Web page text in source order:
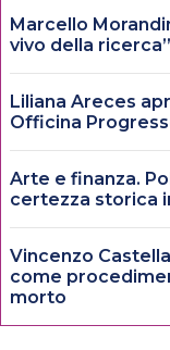
Marcello
vivo della ricerca”
Liliana Areces
Officina
Arte e finanza.
certezza storica
Vincenzo
come
morto